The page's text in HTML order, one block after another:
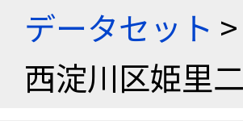
データセット >
西淀川区姫里